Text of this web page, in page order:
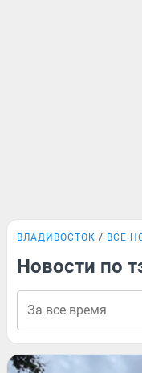
ВЛАДИВОСТОК ВСЕ
Новости по